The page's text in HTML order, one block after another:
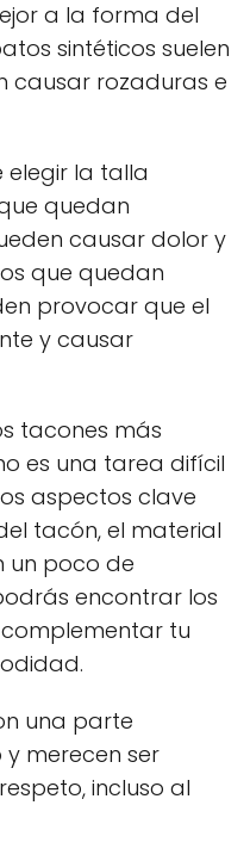
a la forma del
sintéticos suelen
causar rozaduras e
elegir la talla
quedan
causar dolor y
que quedan
provocar que el
y causar
tacones más
es una tarea difícil
aspectos clave
tacón, el material
un poco de
encontrar los
tu
una parte
merecen ser
incluso al